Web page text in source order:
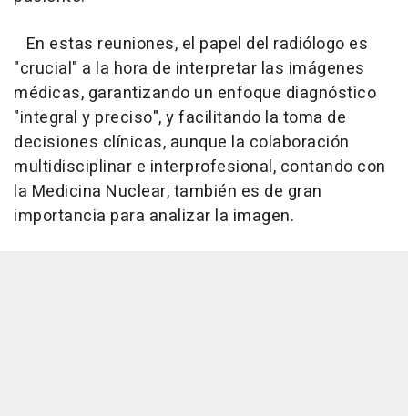
En estas reuniones, el papel del radiólogo es
"crucial" a la hora de interpretar las imágenes
médicas, garantizando un enfoque diagnóstico
"integral y preciso", y facilitando la toma de
decisiones clínicas, aunque la colaboración
multidisciplinar e interprofesional, contando con
la Medicina Nuclear, también es de gran
importancia para analizar la imagen.